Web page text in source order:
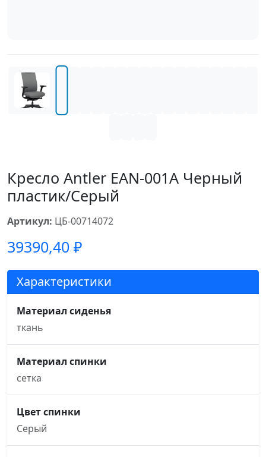
Кресло Antler EAN-001A Черный
пластик/Серый
Артикул: ЦБ-00714072
39390,40 ₽
Характеристики
Материал сиденья
ткань
Материал спинки
сетка
Цвет спинки
Серый